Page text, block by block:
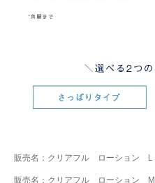
販売名：クリアフル ローション L
販売名：クリアフル ローション M